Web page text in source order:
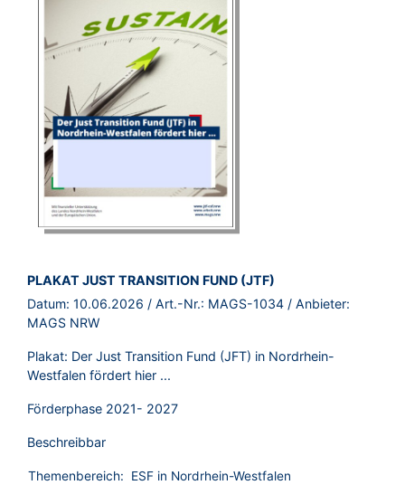
BROSCHÜRE:
PLAKAT JUST TRANSITION FUND (JTF)
Datum: 10.06.2026 / Art.-Nr.: MAGS-1034 / Anbieter:
MAGS NRW
Plakat: Der Just Transition Fund (JFT) in Nordrhein-
Westfalen fördert hier ...
Förderphase 2021- 2027
Beschreibbar
Themenbereich:
ESF in Nordrhein-Westfalen